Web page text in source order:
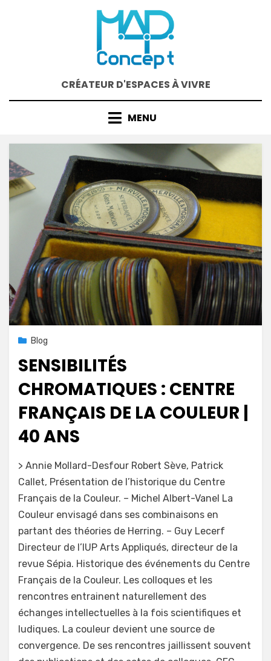
CRÉATEUR D'ESPACES À VIVRE
MENU
Posted13 avril 2022
Blog
SENSIBILITÉS
CHROMATIQUES : CENTRE
FRANÇAIS DE LA COULEUR |
40 ANS
by mapconcept
Leave a comment
on
chromatiques
:
Centre
Français
la
Couleur
40
> Annie Mollard-Desfour Robert Sève, Patrick
Callet, Présentation de l’historique du Centre
Français de la Couleur. – Michel Albert-Vanel La
Couleur envisagé dans ses combinaisons en
partant des théories de Herring. – Guy Lecerf
Directeur de l’IUP Arts Appliqués, directeur de la
revue Sépia. Historique des événements du Centre
Français de la Couleur. Les colloques et les
rencontres entrainent naturellement des
échanges intellectuelles à la fois scientifiques et
ludiques. La couleur devient une source de
convergence. De ses rencontres jaillissent souvent